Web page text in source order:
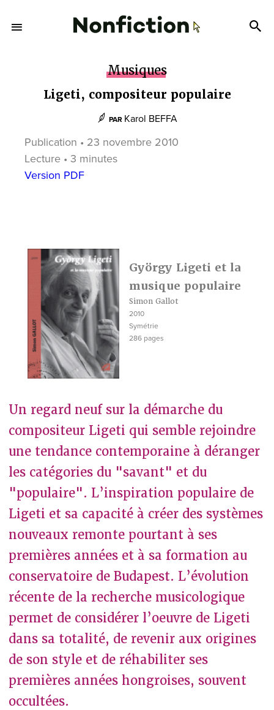
Musiques
Ligeti, compositeur populaire
PAR Karol BEFFA
Publication • 23 novembre 2010
Lecture • 3 minutes
Version PDF
György Ligeti et la
musique populaire
Simon Gallot
2010
Symétrie
286 pages
Un regard neuf sur la démarche du
compositeur Ligeti qui semble rejoindre
une tendance contemporaine à déranger
les catégories du "savant" et du
"populaire". L’inspiration populaire de
Ligeti et sa capacité à créer des systèmes
nouveaux remonte pourtant à ses
premières années et à sa formation au
conservatoire de Budapest. L’évolution
récente de la recherche musicologique
permet de considérer l’oeuvre de Ligeti
dans sa totalité, de revenir aux origines
de son style et de réhabiliter ses
premières années hongroises, souvent
occultées.